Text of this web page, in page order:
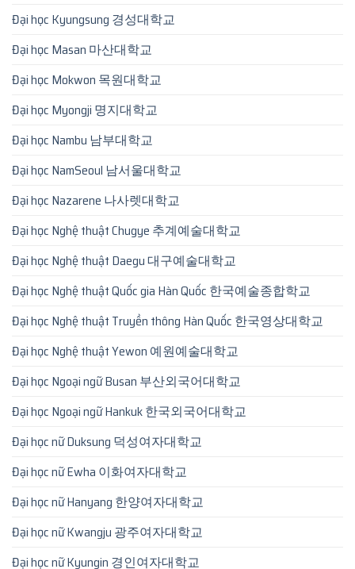
Đại học Kyungsung 경성대학교
Đại học Masan 마산대학교
Đại học Mokwon 목원대학교
Đại học Myongji 명지대학교
Đại học Nambu 남부대학교
Đại học NamSeoul 남서울대학교
Đại học Nazarene 나사렛대학교
Đại học Nghệ thuật Chugye 추계예술대학교
Đại học Nghệ thuật Daegu 대구예술대학교
Đại học Nghệ thuật Quốc gia Hàn Quốc 한국예술종합학교
Đại học Nghệ thuật Truyền thông Hàn Quốc 한국영상대학교
Đại học Nghệ thuật Yewon 예원예술대학교
Đại học Ngoại ngữ Busan 부산외국어대학교
Đại học Ngoại ngữ Hankuk 한국외국어대학교
Đại học nữ Duksung 덕성여자대학교
Đại học nữ Ewha 이화여자대학교
Đại học nữ Hanyang 한양여자대학교
Đại học nữ Kwangju 광주여자대학교
Đại học nữ Kyungin 경인여자대학교